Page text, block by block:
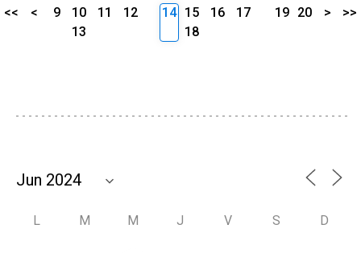
<< < 9 10 11
12
13
14 15 16
17
18
19 20 > >>
L M M J V S D